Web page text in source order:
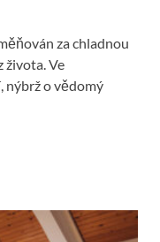
za chladnou
života. Ve
nýbrž o vědomý